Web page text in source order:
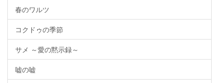
春のワルツ
コクドゥの季節
サメ ～愛の黙示録～
嘘の嘘